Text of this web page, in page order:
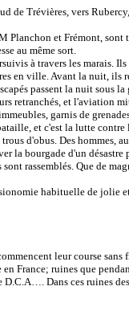
de Trévières, vers
Planchon et Frémont, sont
au même sort.
à travers les marais.
en ville. Avant la nuit, ils
passent la nuit sous la
retranchés, et l'aviation
garnis de
et c'est la lutte
d'obus. Des hommes,
la bourgade d'un désastre
rassemblés. Que de
habituelle de jolie
leur course sans
France; ruines que
Dans ces ruines